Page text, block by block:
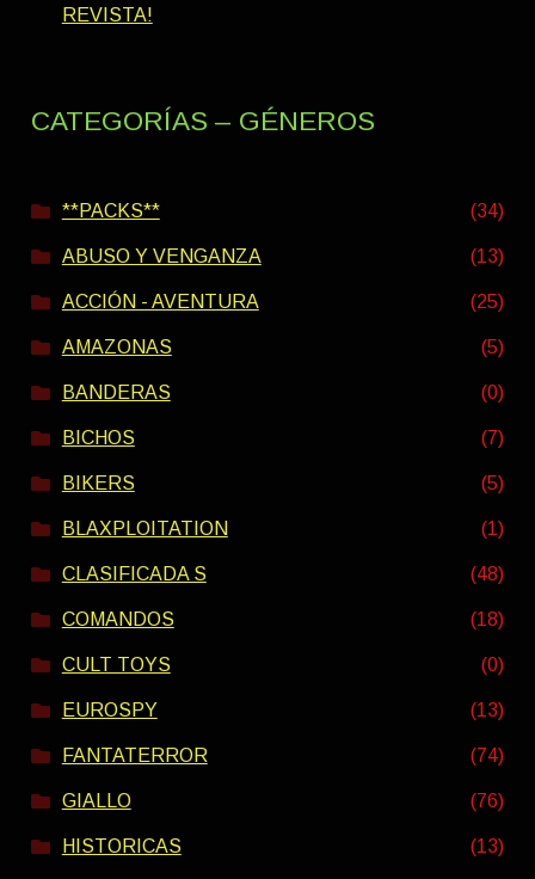
REVISTA!
CATEGORÍAS – GÉNEROS
**PACKS** (34)
ABUSO Y VENGANZA (13)
ACCIÓN - AVENTURA (25)
AMAZONAS (5)
BANDERAS (0)
BICHOS (7)
BIKERS (5)
BLAXPLOITATION (1)
CLASIFICADA S (48)
COMANDOS (18)
CULT TOYS (0)
EUROSPY (13)
FANTATERROR (74)
GIALLO (76)
HISTORICAS (13)